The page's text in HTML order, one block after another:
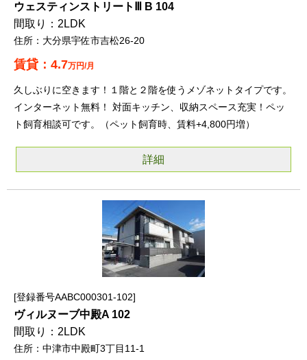
ウェスティンストリートⅢ B 104
2LDK
大分県宇佐市吉松26-20
4.7万円/月
久しぶりに空きます！１階と２階を使うメゾネットタイプです。
インターネット無料！ 対面キッチン、収納スペース充実！ペッ
ト飼育相談可です。（ペット飼育時、賃料+4,800円増）
詳細
登録番号AABC000301-102
ヴィルヌーブ中殿A 102
2LDK
中津市中殿町3丁目11-1